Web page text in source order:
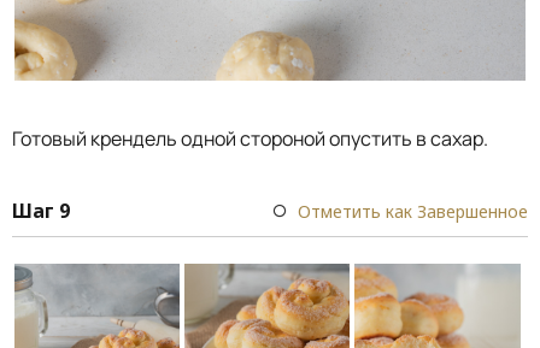
Готовый крендель одной стороной опустить в сахар.
Шаг 9 Отметить как Завершенное